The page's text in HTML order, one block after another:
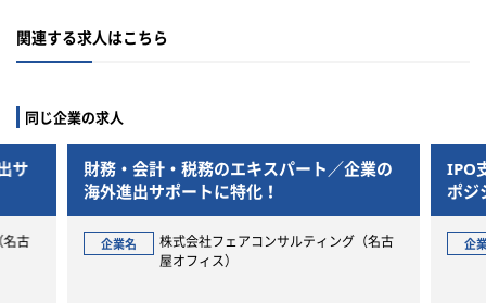
関連する求人はこちら
同じ企業の求人
財務・会計・税務のエキスパート／企業の
海外進出サポートに特化！
株式会社フェアコンサルティング（名古
屋オフィス）
IPO支援
ポジショ